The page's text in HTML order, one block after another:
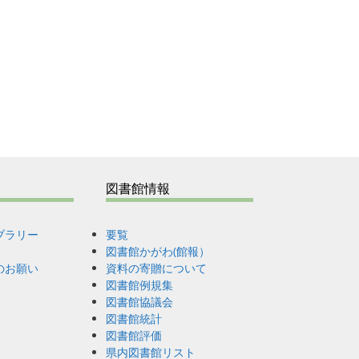
ラリー
お願い
図書館情報
要覧
図書館かがわ(館報）
資料の寄贈について
図書館例規集
図書館協議会
図書館統計
図書館評価
県内図書館リスト